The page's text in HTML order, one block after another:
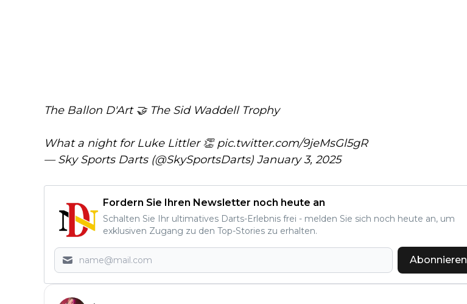
The Ballon D'Art 🤝 The Sid Waddell Trophy
What a night for Luke Littler 👏pic.twitter.com/9jeMsGl5gR
— Sky Sports Darts (@SkySportsDarts) January 3, 2025
Fordern Sie Ihren Newsletter noch heute an
Schalten Sie Ihr ultimatives Darts-Erlebnis frei - melden Sie sich noch heute an, um
exklusiven Zugang zu den Top-Stories zu erhalten.
Abonnieren